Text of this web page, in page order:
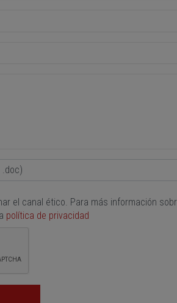
.doc)
el canal ético. Para más información
política de privacidad